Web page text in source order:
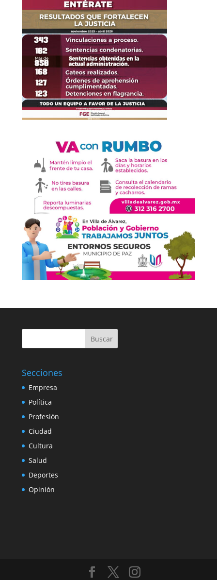
Buscar
Secciones
Empresa
Política
Profesión
Ciudad
Cultura
Salud
Deportes
Opinión